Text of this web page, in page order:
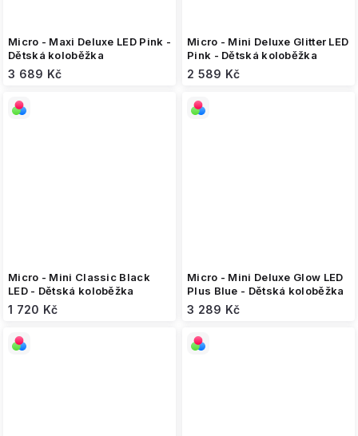
Micro - Maxi Deluxe LED Pink -
Dětská koloběžka
3 689 Kč
Micro - Mini Deluxe Glitter LED
Pink - Dětská koloběžka
2 589 Kč
Micro - Mini Classic Black
LED - Dětská koloběžka
1 720 Kč
Micro - Mini Deluxe Glow LED
Plus Blue - Dětská koloběžka
3 289 Kč